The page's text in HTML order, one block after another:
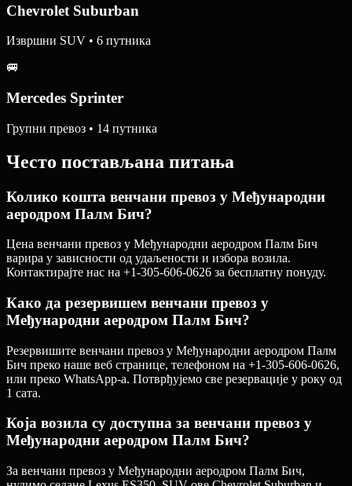
Chevrolet Suburban
Извршни SUV • 6 путника
🚐
Mercedes Sprinter
Групни превоз • 14 путника
Често постављана питања
Колико кошта венчани превоз у Међународни
аеродром Палм Бич?
Цена венчани превоз у Међународни аеродром Палм Бич
варира у зависности од удаљености и избора возила.
Контактирајте нас на +1-305-606-0626 за бесплатну понуду.
Како да резервишем венчани превоз у
Међународни аеродром Палм Бич?
Резервишите венчани превоз у Међународни аеродром Палм
Бич преко наше веб странице, телефоном на +1-305-606-0626,
или преко WhatsApp-а. Потврђујемо све резервације у року од
1 сата.
Која возила су доступна за венчани превоз у
Међународни аеродром Палм Бич?
За венчани превоз у Међународни аеродром Палм Бич,